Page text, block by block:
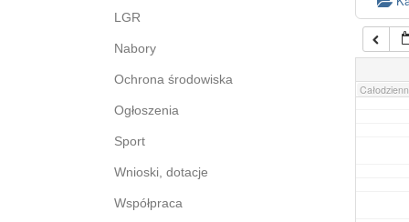
LGR
Nabory
Ochrona środowiska
Ogłoszenia
Sport
Wnioski, dotacje
Współpraca
07:00